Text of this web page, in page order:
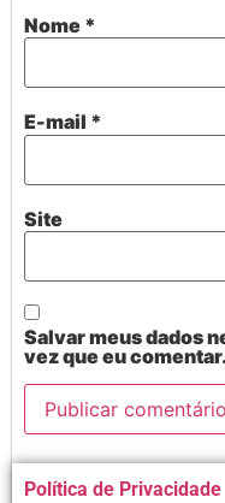
Nome *
E-mail *
Site
Salvar meus dados
vez que eu comentar.
Alternative:
Política de Privacidade